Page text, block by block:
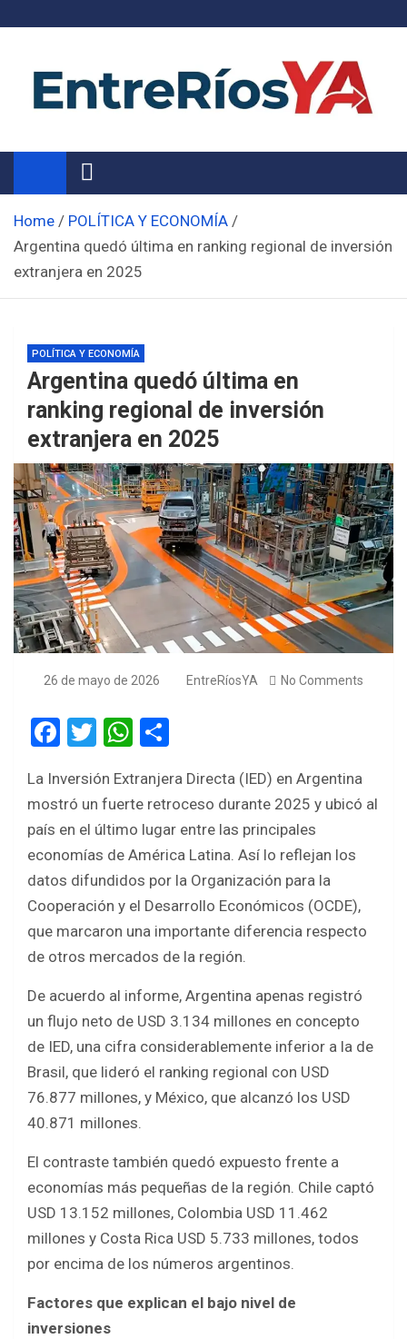
Noticias de Entre Ríos
Información de toda la provincia ahora
Home
POLÍTICA Y ECONOMÍA
Argentina quedó última en ranking regional de inversión
extranjera en 2025
POLÍTICA Y ECONOMÍA
Argentina quedó última en
ranking regional de inversión
extranjera en 2025
26 de mayo de 2026 EntreRíosYA No Comments
F
ce
b
o
o
k
T
tt
er
W
at
s
A
p
p
ar
e
La Inversión Extranjera Directa (IED) en Argentina
mostró un fuerte retroceso durante 2025 y ubicó al
país en el último lugar entre las principales
economías de América Latina. Así lo reflejan los
datos difundidos por la Organización para la
Cooperación y el Desarrollo Económicos (OCDE),
que marcaron una importante diferencia respecto
de otros mercados de la región.
De acuerdo al informe, Argentina apenas registró
un flujo neto de USD 3.134 millones en concepto
de IED, una cifra considerablemente inferior a la de
Brasil, que lideró el ranking regional con USD
76.877 millones, y México, que alcanzó los USD
40.871 millones.
El contraste también quedó expuesto frente a
economías más pequeñas de la región. Chile captó
USD 13.152 millones, Colombia USD 11.462
millones y Costa Rica USD 5.733 millones, todos
por encima de los números argentinos.
Factores que explican el bajo nivel de
inversiones